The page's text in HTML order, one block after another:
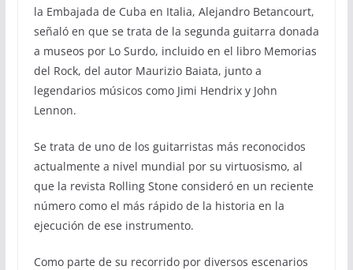
la Embajada de Cuba en Italia, Alejandro Betancourt,
señaló en que se trata de la segunda guitarra donada
a museos por Lo Surdo, incluido en el libro Memorias
del Rock, del autor Maurizio Baiata, junto a
legendarios músicos como Jimi Hendrix y John
Lennon.
Se trata de uno de los guitarristas más reconocidos
actualmente a nivel mundial por su virtuosismo, al
que la revista Rolling Stone consideró en un reciente
número como el más rápido de la historia en la
ejecución de ese instrumento.
Como parte de su recorrido por diversos escenarios